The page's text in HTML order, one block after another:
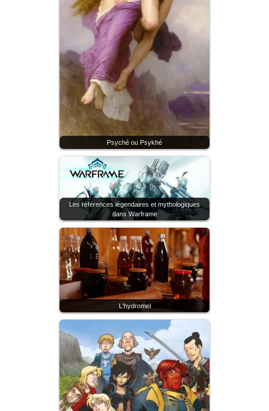
Psyché ou Psykhé
Les références légendaires et mythologiques
dans Warframe
L'hydromel